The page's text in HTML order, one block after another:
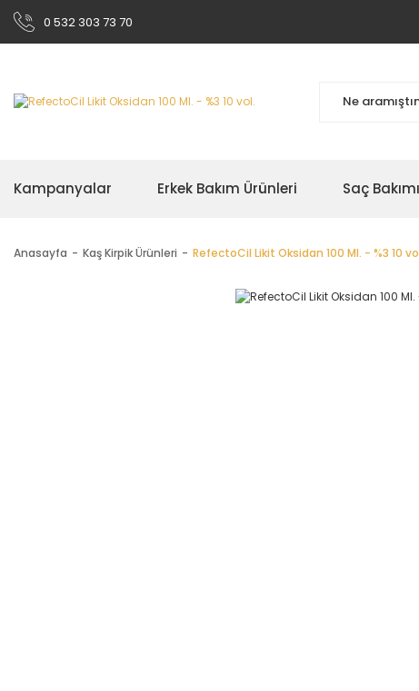
0 532 303 73 70
Kampanyalar Erkek Bakım Ürünleri Saç Bakımı
Anasayfa Kaş Kirpik Ürünleri RefectoCil Likit Oksidan 100 Ml. - %3 10